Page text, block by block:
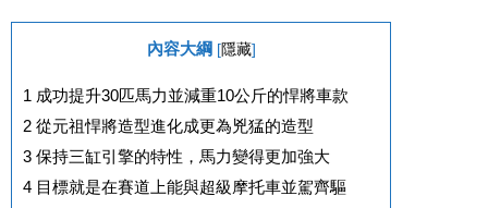
內容大綱 [隱藏]
1 成功提升30匹馬力並減重10公斤的悍將車款
2 從元祖悍將造型進化成更為兇猛的造型
3 保持三缸引擎的特性，馬力變得更加強大
4 目標就是在賽道上能與超級摩托車並駕齊驅